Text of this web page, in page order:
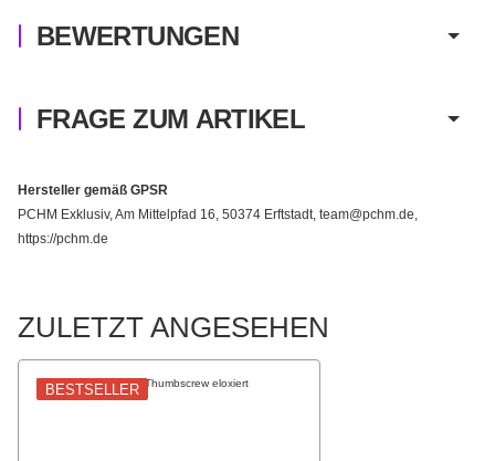
BEWERTUNGEN
FRAGE ZUM ARTIKEL
Hersteller gemäß GPSR
PCHM Exklusiv, Am Mittelpfad 16, 50374 Erftstadt, team@pchm.de,
https://pchm.de
ZULETZT ANGESEHEN
BESTSELLER